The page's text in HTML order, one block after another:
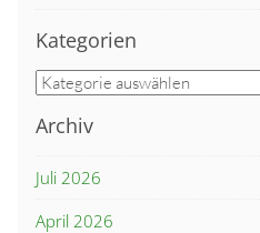
Kategorien
Kategorien
Archiv
Juli 2026
April 2026